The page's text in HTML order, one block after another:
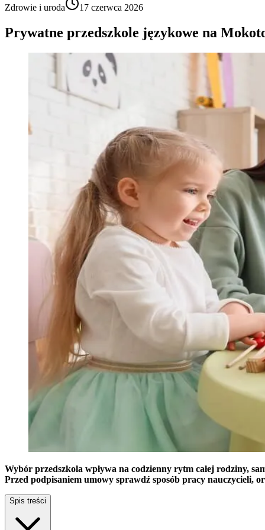
Zdrowie i uroda 17 czerwca 2026
Prywatne przedszkole językowe na
Wybór przedszkola wpływa na codzienny rytm całej rodziny,
Przed podpisaniem umowy sprawdź sposób pracy nauczycieli,
Spis treści